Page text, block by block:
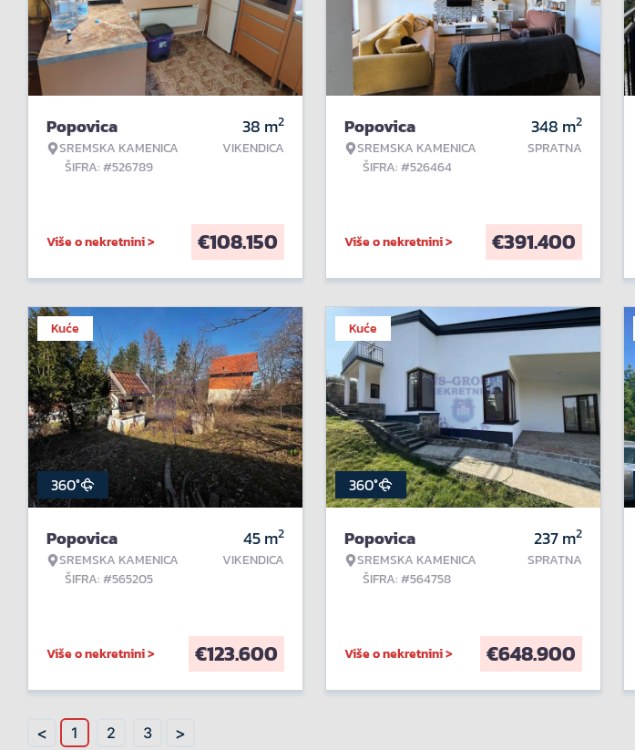
Popovica
SREMSKA KAMENICA
ŠIFRA: #526789
38 m2
VIKENDICA
Više o nekretnini > €108.150
Popovica
SREMSKA KAMENICA
ŠIFRA: #526464
348 m2
SPRATNA
Više o nekretnini > €391.400
Kuće
360°
Popovica
SREMSKA KAMENICA
ŠIFRA: #565205
45m2
VIKENDICA
Više o nekretnini > €123.600
Kuće
360°
Popovica
SREMSKA KAMENICA
ŠIFRA: #564758
237m2
SPRATNA
Više o nekretnini > €648.900
< 1 2 3 >